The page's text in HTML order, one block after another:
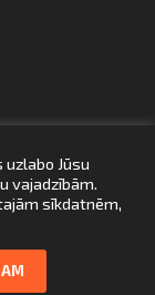
Mājaslapas
uzlabo Jūsu
vajadzībām.
sīkdatnēm,